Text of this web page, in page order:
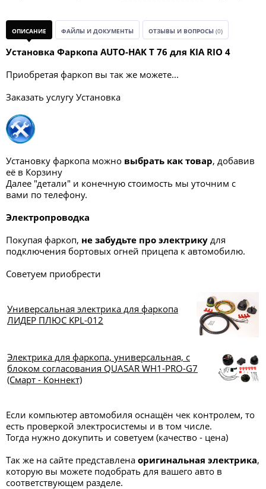
ОПИСАНИЕ ФАЙЛЫ И ДОКУМЕНТЫ ОТЗЫВЫ И ВОПРОСЫ (0)
Установка Фаркопа AUTO-HAK T 76 для KIA RIO 4
Приобретая фаркоп вы так же можете...
Заказать услугу Установка
Установку фаркопа можно выбрать как товар, добавив
её в Корзину
Далее "детали" и конечную стоимость мы уточним с
вами по телефону.
Электропроводка
Покупая фаркоп, не забудьте про электрику для
подключения бортовых огней прицепа к автомобилю.
Советуем приобрести
Универсальная электрика для фаркопа
ЛИДЕР ПЛЮС KPL-012
Электрика для фаркопа, универсальная, с
блоком согласования QUASAR WH1-PRO-G7
(Смарт - Коннект)
Если компьютер автомобиля оснащён чек контролем, то
есть проверкой электросистемы и в том числе.
Тогда нужно докупить и советуем (качество - цена)
Так же на сайте представлена оригинальная электрика,
которую вы можете подобрать для вашего авто в
соответствующем разделе.